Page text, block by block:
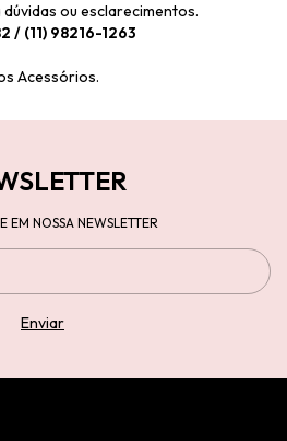
ou esclarecimentos.
/ (11) 98216-1263
Acessórios.
EM NOSSA NEWSLETTER